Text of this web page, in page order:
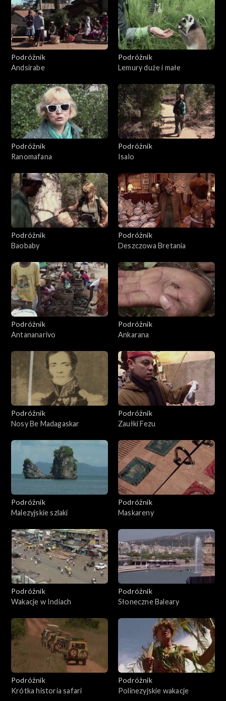
Podróżnik
Andsirabe
Podróżnik
Lemury duże i małe
Podróżnik
Ranomafana
Podróżnik
Isalo
Podróżnik
Baobaby
Podróżnik
Deszczowa Bretania
Podróżnik
Antananarivo
Podróżnik
Ankarana
Podróżnik
Nosy Be Madagaskar
Podróżnik
Zaułki Fezu
Podróżnik
Malezyjskie szlaki
Podróżnik
Maskareny
Podróżnik
Wakacje w Indiach
Podróżnik
Słoneczne Baleary
Podróżnik
Krótka historia safari
Podróżnik
Polinezyjskie wakacje